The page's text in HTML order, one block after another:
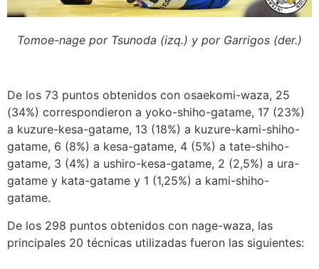
Tomoe-nage por Tsunoda (izq.) y por Garrigos (der.)
De los 73 puntos obtenidos con osaekomi-waza, 25
(34%) correspondieron a yoko-shiho-gatame, 17 (23%)
a kuzure-kesa-gatame, 13 (18%) a kuzure-kami-shiho-
gatame, 6 (8%) a kesa-gatame, 4 (5%) a tate-shiho-
gatame, 3 (4%) a ushiro-kesa-gatame, 2 (2,5%) a ura-
gatame y kata-gatame y 1 (1,25%) a kami-shiho-
gatame.
De los 298 puntos obtenidos con nage-waza, las
principales 20 técnicas utilizadas fueron las siguientes: